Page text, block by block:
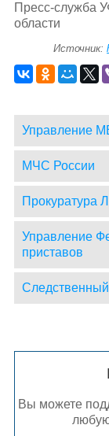
Пресс-служба
области
Источник:
Управление
МЧС России
Прокуратура
Управление
приставов
Следственный
Вы можете